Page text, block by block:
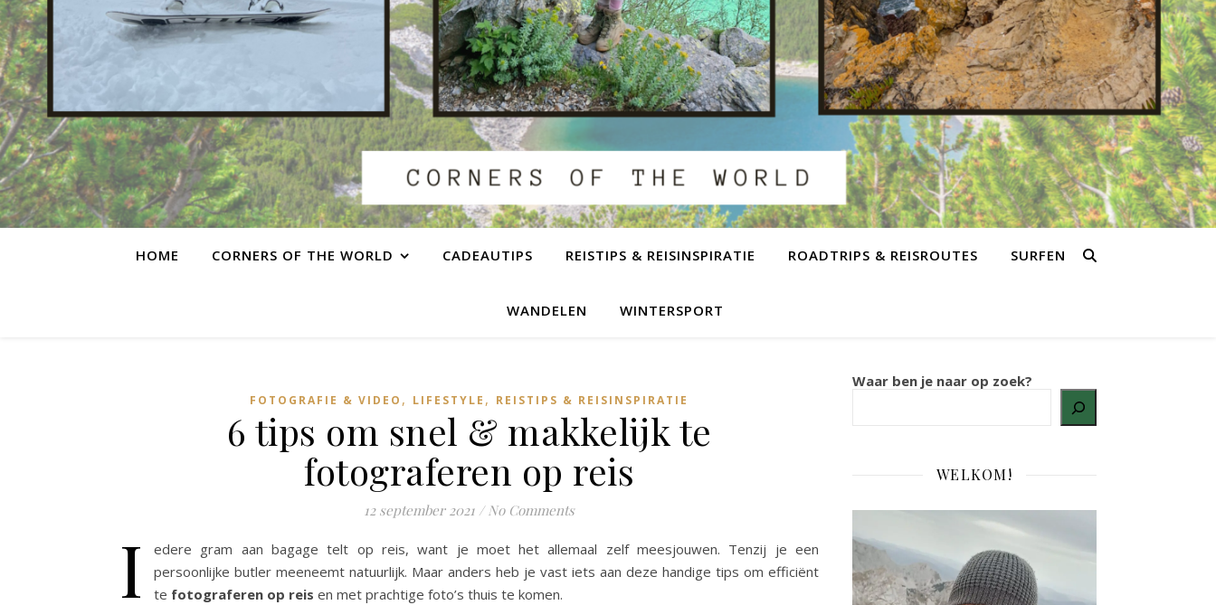
HOME CORNERS OF THE WORLD CADEAUTIPS REISTIPS & REISINSPIRATIE ROADTRIPS & REISROUTES SURFEN
WANDELEN WINTERSPORT
FOTOGRAFIE & VIDEO , LIFESTYLE , REISTIPS & REISINSPIRATIE
6 tips om snel & makkelijk te
fotograferen op reis
12 september 2021 / No Comments
I
edere gram aan bagage telt op reis, want je moet het allemaal zelf meesjouwen. Tenzij je een
persoonlijke butler meeneemt natuurlijk. Maar anders heb je vast iets aan deze handige tips om efficiënt
te fotograferen op reis en met prachtige foto’s thuis te komen.
Waar ben je naar op zoek?
WELKOM!